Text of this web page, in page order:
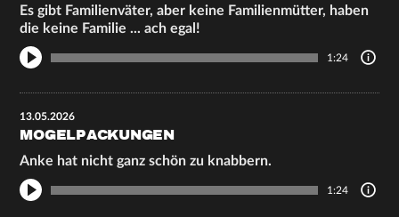
Es gibt Familienväter, aber keine Familienmütter, haben
die keine Familie ... ach egal!
1:24
13.05.2026
MOGELPACKUNGEN
Anke hat nicht ganz schön zu knabbern.
1:24